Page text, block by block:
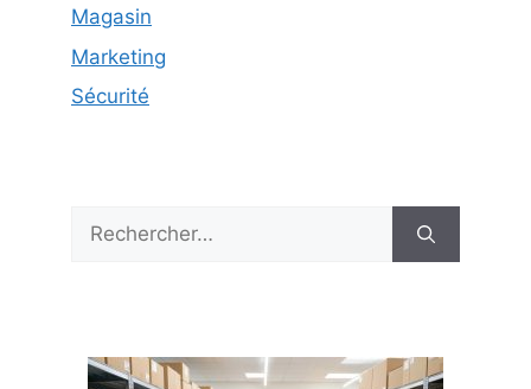
Magasin
Marketing
Sécurité
Rechercher :